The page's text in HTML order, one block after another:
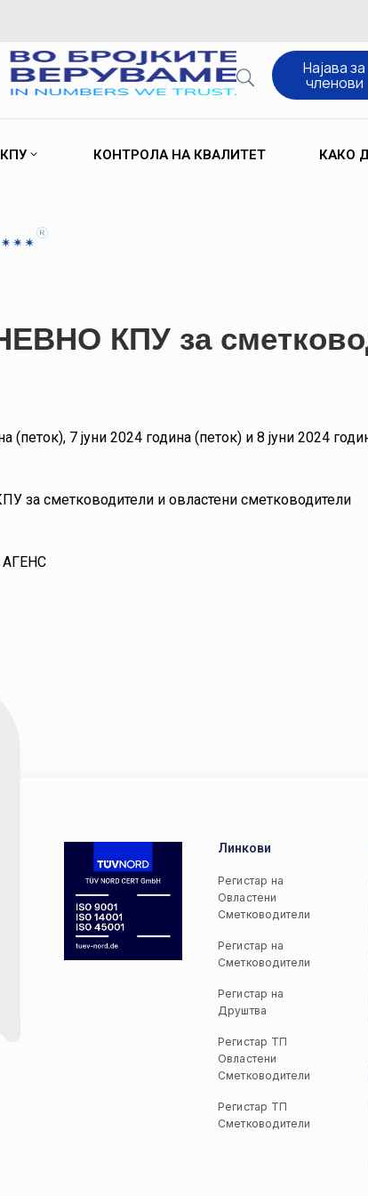
Најава за
членови
КПУ КОНТРОЛА НА КВАЛИТЕТ КАКО
КПУ за
(петок), 7 јуни 2024 година (петок) и 8 јуни 2024
за сметководители и овластени сметководители
АГЕНС
Линкови
Регистар на
Овластени
Сметководители
Регистар на
Сметководители
Регистар на
Друштва
Регистар ТП
Овластени
Сметководители
Регистар ТП
Сметководители